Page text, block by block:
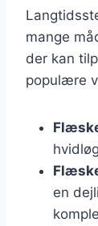
mange
der kan
populære
en